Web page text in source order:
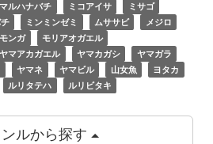
マルハナバチ ミコアイサ
ミサゴ
ミンミンゼミ ムササビ
メジロ
ンガ
モリアオガエル
ヤマアカガエル ヤマカガシ
ヤマガラ
ヤマネ ヤマビル 山女魚
ヨタカ
ルリタテハ ルリビタキ
ルから探す